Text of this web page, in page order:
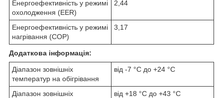
Енергоефективність у режимі
охолодження (EER)
2,44
Енергоефективність у режимі
нагрівання (COP)
3,17
Додаткова інформація:
Діапазон зовнішніх
температур на обігрівання
від -7 °C до +24 °C
Діапазон зовнішніх
від +18 °C до +43 °C